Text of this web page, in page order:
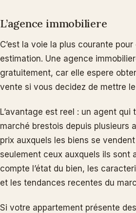
L’agence immobiliere
C’est la voie la plus courante
estimation. Une agence
gratuitement, car elle espere
vente si vous decidez de mettre
L’avantage est reel : un agent qui
marché brestois depuis plusieurs
prix auxquels les biens se
seulement ceux auxquels ils sont
compte l’état du bien, les
et les tendances recentes du
Si votre appartement présente